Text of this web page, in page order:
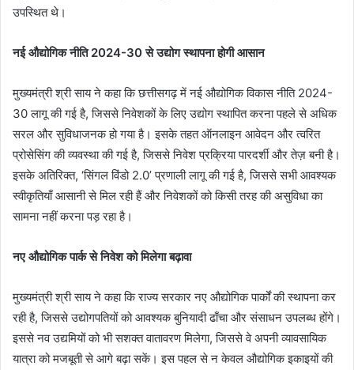
उपस्थित थे।
नई औद्योगिक नीति 2024-30 से उद्योग स्थापना होगी आसान
मुख्यमंत्री श्री साय ने कहा कि छत्तीसगढ़ में नई औद्योगिक विकास नीति 2024-
30 लागू की गई है, जिससे निवेशकों के लिए उद्योग स्थापित करना पहले से अधिक
सरल और सुविधाजनक हो गया है। इसके तहत ऑनलाइन आवेदन और त्वरित
प्रोसेसिंग की व्यवस्था की गई है, जिससे निवेश प्रक्रिया पारदर्शी और तेज़ बनी है।
इसके अतिरिक्त, ‘सिंगल विंडो 2.0’ प्रणाली लागू की गई है, जिससे सभी आवश्यक
स्वीकृतियाँ आसानी से मिल रही हैं और निवेशकों को किसी तरह की असुविधा का
सामना नहीं करना पड़ रहा है।
नए औद्योगिक पार्क से निवेश को मिलेगा बढ़ावा
मुख्यमंत्री श्री साय ने कहा कि राज्य सरकार नए औद्योगिक पार्कों की स्थापना कर
रही है, जिससे उद्योगपतियों को आवश्यक बुनियादी ढाँचा और संसाधन उपलब्ध होंगे।
इससे नव उद्यमियों को भी सशक्त वातावरण मिलेगा, जिससे वे अपनी व्यावसायिक
यात्रा को मजबूती से आगे बढ़ा सकें। इस पहल से न केवल औद्योगिक इकाइयों की